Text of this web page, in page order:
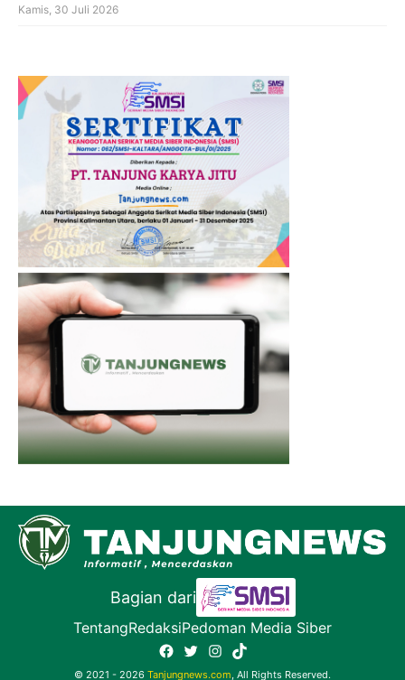
Kamis, 30 Juli 2026
Bagian dari
TentangRedaksiPedoman Media Siber
Facebook
TwitterInstagram
TikTok
© 2021 - 2026 Tanjungnews.com, All Rights Reserved.